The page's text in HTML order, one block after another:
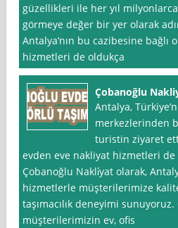
güzellikleri ile her yıl
görmeye değer bir yer olarak
Antalya’nın bu cazibesine bağlı
hizmetleri de oldukça
Çobanoğlu
Antalya,
merkezlerinden
turistin ziyaret
evden eve nakliyat hizmetleri de
Çobanoğlu Nakli̇yat olarak,
hizmetlerle müşterilerimize
taşımacılık deneyimi
müşterilerimizin ev, ofis